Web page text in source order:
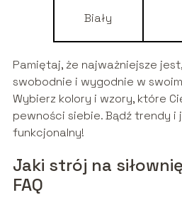
Biały
Pamiętaj, że najważniejsze
swobodnie i wygodnie w
Wybierz kolory i wzory, które
pewności siebie. Bądź trendy i
funkcjonalny!
Jaki strój na
FAQ